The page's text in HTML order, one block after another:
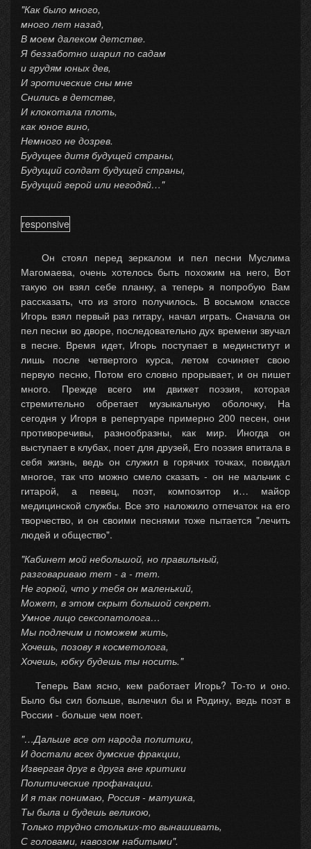
"Как было много,
много лет назад,
В моем далеком детстве.
Я беззаботно шарил по садам
и грудям юных дев,
И эротические сны мне
Снились в детстве,
И клокотала плоть,
как юное вино,
Немного не дозрев.
Будущее дитя будущей страны,
Будущий солдат будущей страны,
Будущий герой или негодяй…"
responsive
Он стоял перед зеркалом и пел песни Муслима
Магомаева, очень хотелось быть похожим на него, Вот
такую он взял себе планку, а теперь я попробую Вам
рассказать, что из этого получилось. В восьмом классе
Игорь взял первый раз гитару, начал играть. Сначала он
пел песни во дворе, последовательно дух времени звучал
в песне. Время идет, Игорь поступает в мединститут и
лишь после четвертого курса, летом сочиняет свою
первую песню, Потом его словно прорывает, и он пишет
много. Прежде всего им движет поэзия, которая
стремительно обретает музыкальную оболочку, На
сегодня у Игоря в репертуаре примерно 200 песен, они
противоречивы, разнообразны, как мир. Иногда он
выступает в клубах, поет для друзей, Его поэзия впитала в
себя жизнь, ведь он служил в горячих точках, повидал
многое, так что можно смело сказать - он не мальчик с
гитарой, а певец, поэт, композитор и… майор
медицинской службы. Все это наложило отпечаток на его
творчество, и он своими песнями тоже пытается "лечить
людей и общество".
"Кабинет мой небольшой, но правильный,
разговариваю тет - а - тет.
Не горюй, что у тебя он маленький,
Может, в этом скрыт большой секрет.
Умное лицо сексопатолога…
Мы подлечим и поможем жить,
Хочешь, позову я косметолога,
Хочешь, юбку будешь ты носить."
Теперь Вам ясно, кем работает Игорь? То-то и оно.
Было бы сил больше, вылечил бы и Родину, ведь поэт в
России - больше чем поет.
"…Дальше все от народа политики,
И достали всех думские фракции,
Извергая друг в друга вне критики
Политические профанации.
И я так понимаю, Россия - матушка,
Ты была и будешь великою,
Только трудно стольких-то вынашивать,
С головами, навозом набитыми".